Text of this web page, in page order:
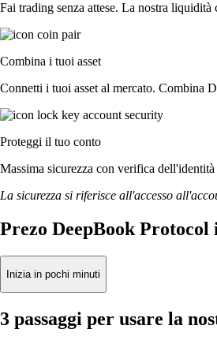
Fai trading senza attese. La nostra
Combina i tuoi asset
Connetti i tuoi asset al mercato. Combina
Proteggi il tuo conto
Massima sicurezza con verifica
La sicurezza si riferisce all'accesso
Prezo DeepBook Protocol
Inizia in pochi minuti
3 passaggi per usare la